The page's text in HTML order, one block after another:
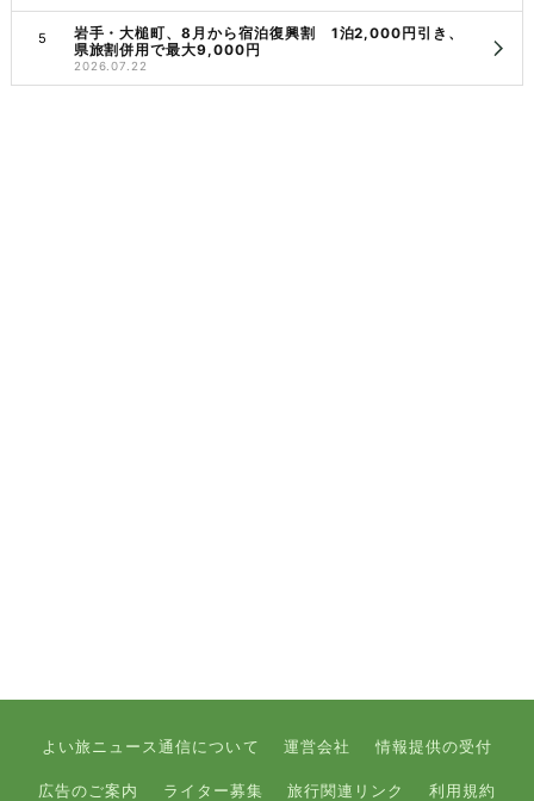
岩手・大槌町、8月から宿泊復興割 1泊2,000円引き、
県旅割併用で最大9,000円
2026.07.22
よい旅ニュース通信について 運営会社 情報提供の受付
広告のご案内 ライター募集 旅行関連リンク 利用規約